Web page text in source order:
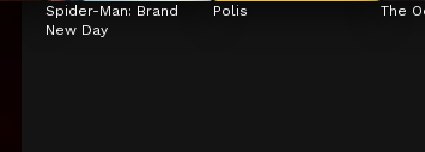
Spider-Man: Brand
New Day
Polis The